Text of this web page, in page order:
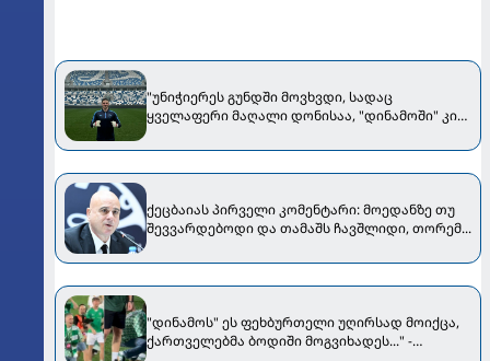
"უნიჭიერეს გუნდში მოვხვდი, სადაც
ყველაფერი მაღალი დონისაა, "დინამოში" კი
ავსტრიელ მეკარესთან
ქეცბაიას პირველი კომენტარი: მოედანზე თუ
შევვარდებოდი და თამაშს ჩავშლიდი, თორემ...
"დინამოს" ეს ფეხბურთელი უღირსად მოიქცა,
ქართველებმა ბოდიში მოგვიხადეს..." -